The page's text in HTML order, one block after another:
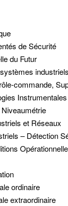
de Sécurité
du Futur
industriels
commande,
et Réseaux
– Détection
ordinaire
extraordinaire